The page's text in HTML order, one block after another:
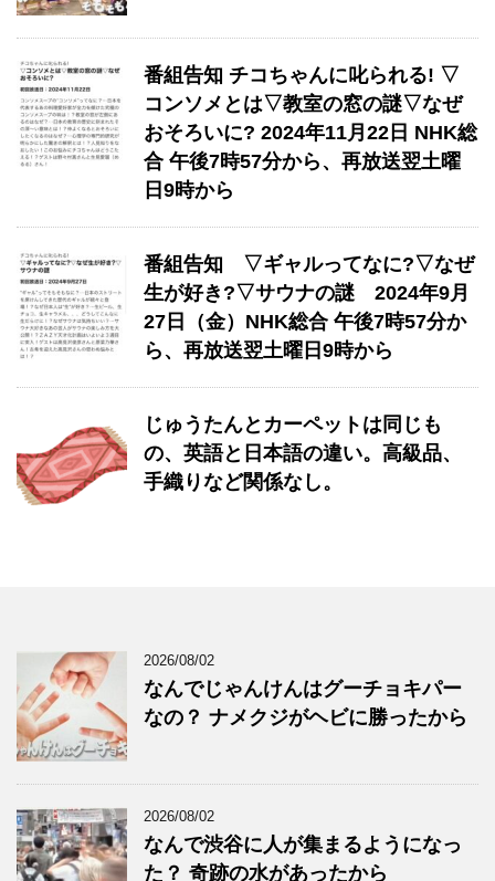
番組告知 チコちゃんに叱られる! ▽
コンソメとは▽教室の窓の謎▽なぜ
おそろいに? 2024年11月22日 NHK総
合 午後7時57分から、再放送翌土曜
日9時から
番組告知 ▽ギャルってなに?▽なぜ
生が好き?▽サウナの謎 2024年9月
27日（金）NHK総合 午後7時57分か
ら、再放送翌土曜日9時から
じゅうたんとカーペットは同じも
の、英語と日本語の違い。高級品、
手織りなど関係なし。
2026/08/02
なんでじゃんけんはグーチョキパー
なの？ ナメクジがヘビに勝ったから
2026/08/02
なんで渋谷に人が集まるようになっ
た？ 奇跡の水があったから